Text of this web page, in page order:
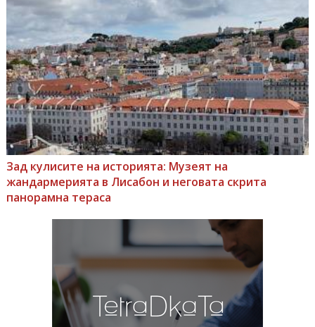
Зад кулисите на историята: Музеят на
жандармерията в Лисабон и неговата скрита
панорамна тераса